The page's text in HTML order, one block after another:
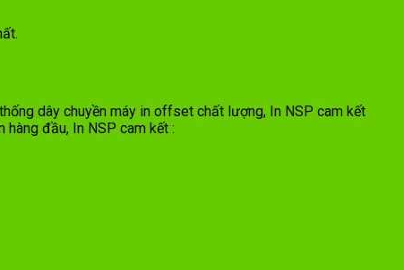
dây chuyền máy in offset chất lượng, In NSP cam kết
đầu, In NSP cam kết :